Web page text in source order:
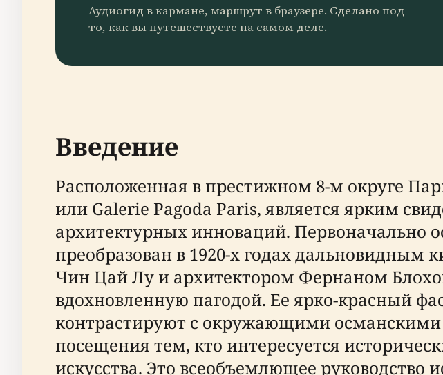
Аудиогид в кармане, маршрут в браузере. Сделано под
то, как вы путешествуете на самом деле.
Введение
Расположенная в престижном 8-м округе
или Galerie Pagoda Paris, является ярким
архитектурных инноваций. Первоначально
преобразован в 1920-х годах дальновидным
Чин Цай Лу и архитектором Фернаном
вдохновленную пагодой. Ее ярко-красный
контрастируют с окружающими османскими
посещения тем, кто интересуется
искусства. Это всеобъемлющее